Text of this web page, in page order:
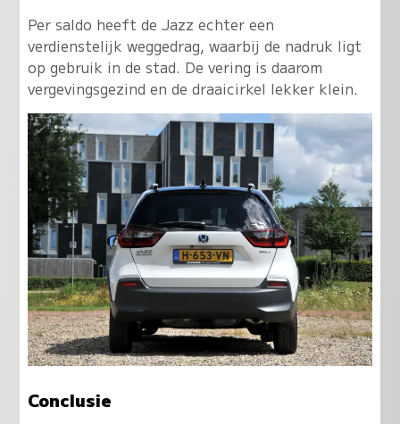
Per saldo heeft de Jazz echter een
verdienstelijk weggedrag, waarbij de nadruk ligt
op gebruik in de stad. De vering is daarom
vergevingsgezind en de draaicirkel lekker klein.
Conclusie